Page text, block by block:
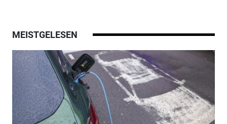
MEISTGELESEN